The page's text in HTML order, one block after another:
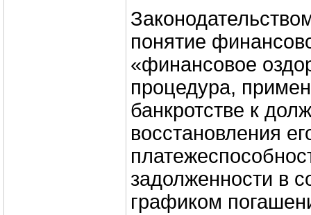
понятие
«финансовое
процедура,
банкротстве к
восстановления
задолженности в
графиком